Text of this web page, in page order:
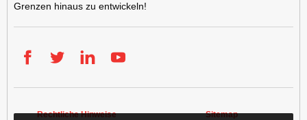
Grenzen hinaus zu entwickeln!
Rechtliche Hinweise Sitemap